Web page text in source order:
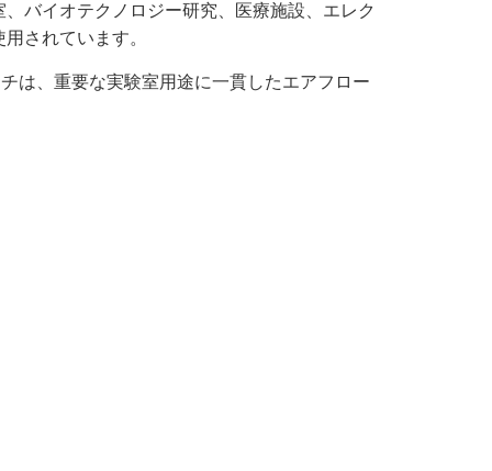
バイオテクノロジー研究、医療施設、エレク
されています。
は、重要な実験室用途に一貫したエアフロー